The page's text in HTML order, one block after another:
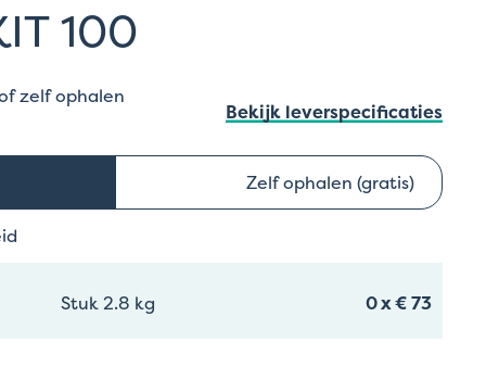
100
zelf ophalen
Bekijk leverspecificaties
Zelf ophalen (gratis)
Stuk 2.8 kg 0x€ 73